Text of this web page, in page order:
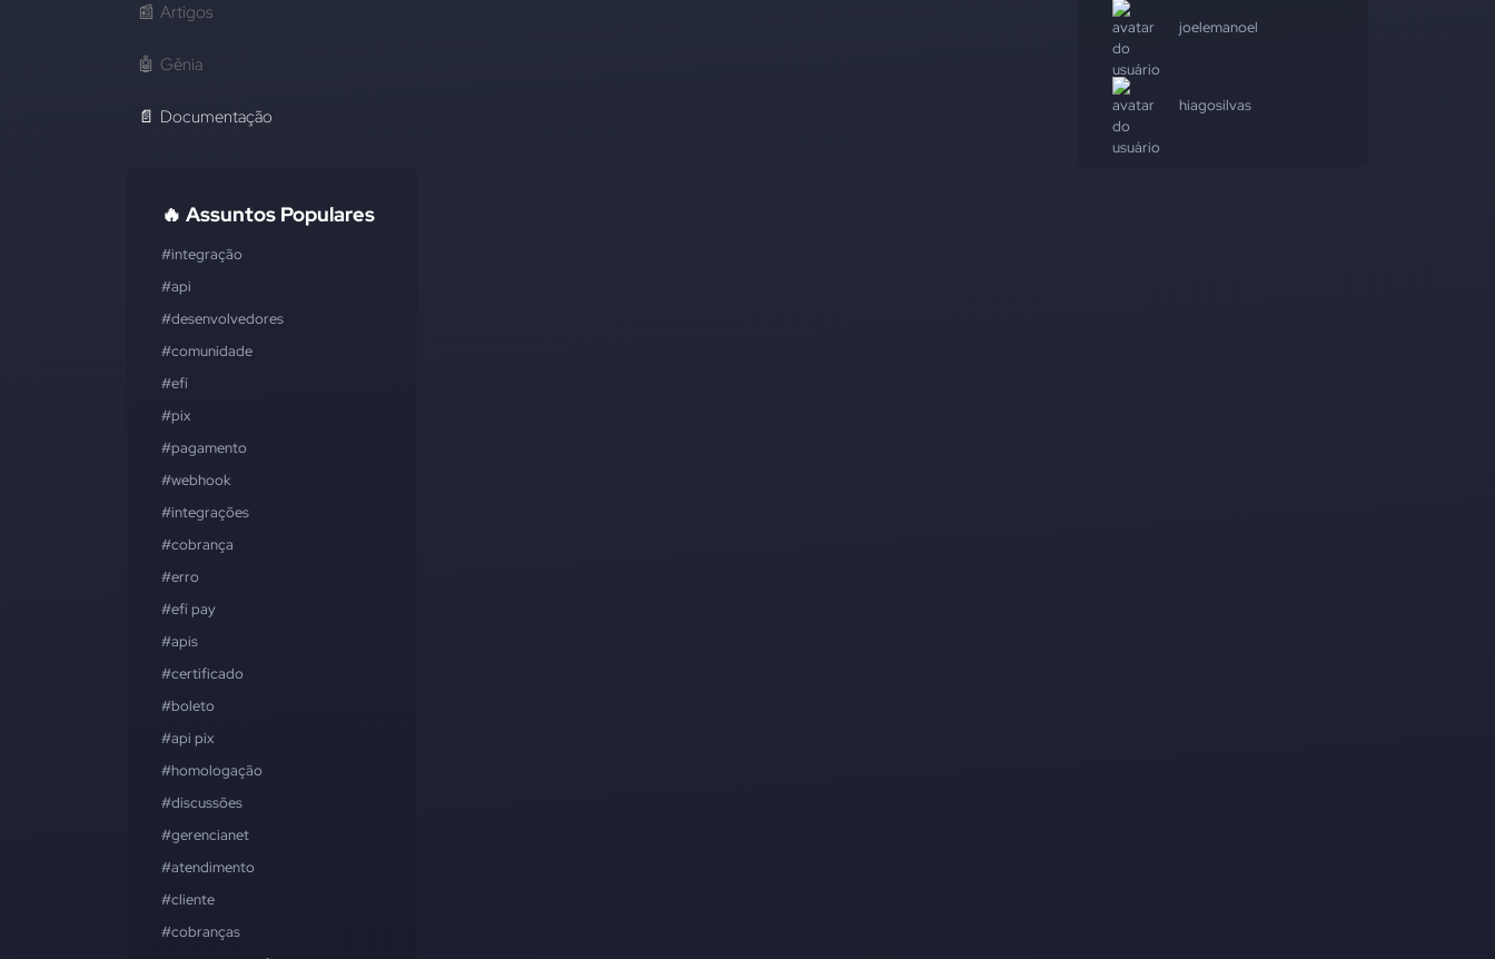
📰 Artigos
🤖 Gênia
📄 Documentação
🔥 Assuntos Populares
#integração
#api
#desenvolvedores
#comunidade
#efí
#pix
#pagamento
#webhook
#integrações
#cobrança
#erro
#efí pay
#apis
#certificado
#boleto
#api pix
#homologação
#discussões
#gerencianet
#atendimento
#cliente
#cobranças
joelemanoel
hiagosilvas